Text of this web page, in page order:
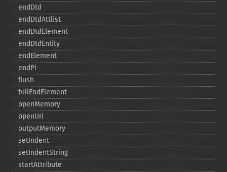
endDtd
endDtdAttlist
endDtdElement
endDtdEntity
endElement
endPi
flush
fullEndElement
openMemory
openUri
outputMemory
setIndent
setIndentString
startAttribute